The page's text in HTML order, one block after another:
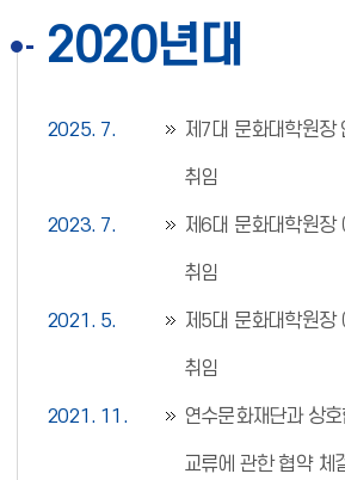
2020년대
2025. 7. 제7대 문화대학원장
취임
2023. 7. 제6대 문화대학원장
취임
2021. 5. 제5대 문화대학원장
취임
2021. 11. 연수문화재단과 상
교류에 관한 협약 체